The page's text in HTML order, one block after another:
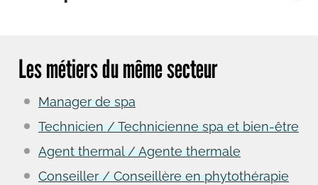
Les métiers du même secteur
Manager de spa
Technicien / Technicienne spa et bien-être
Agent thermal / Agente thermale
Conseiller / Conseillère en phytothérapie